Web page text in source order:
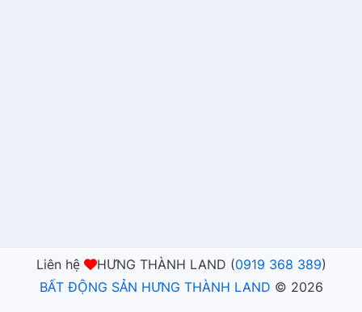
Liên hệ HƯNG THÀNH LAND (0919 368 389)
BẤT ĐỘNG SẢN HƯNG THÀNH LAND © 2026